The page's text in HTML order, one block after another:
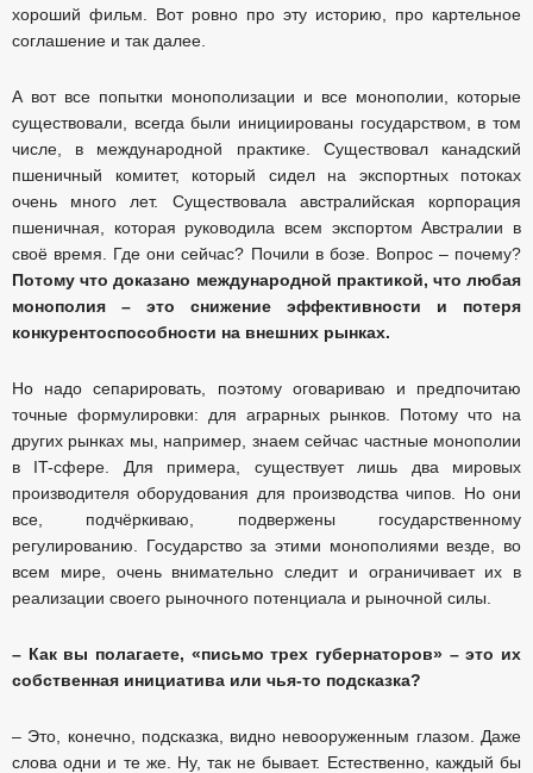
хороший фильм. Вот ровно про эту историю, про картельное
соглашение и так далее.
А вот все попытки монополизации и все монополии, которые
существовали, всегда были инициированы государством, в том
числе, в международной практике. Существовал канадский
пшеничный комитет, который сидел на экспортных потоках
очень много лет. Существовала австралийская корпорация
пшеничная, которая руководила всем экспортом Австралии в
своё время. Где они сейчас? Почили в бозе. Вопрос – почему?
Потому что доказано международной практикой, что любая
монополия – это снижение эффективности и потеря
конкурентоспособности на внешних рынках.
Но надо сепарировать, поэтому оговариваю и предпочитаю
точные формулировки: для аграрных рынков. Потому что на
других рынках мы, например, знаем сейчас частные монополии
в IT-сфере. Для примера, существует лишь два мировых
производителя оборудования для производства чипов. Но они
все, подчёркиваю, подвержены государственному
регулированию. Государство за этими монополиями везде, во
всем мире, очень внимательно следит и ограничивает их в
реализации своего рыночного потенциала и рыночной силы.
– Как вы полагаете, «письмо трех губернаторов» – это их
собственная инициатива или чья-то подсказка?
– Это, конечно, подсказка, видно невооруженным глазом. Даже
слова одни и те же. Ну, так не бывает. Естественно, каждый бы